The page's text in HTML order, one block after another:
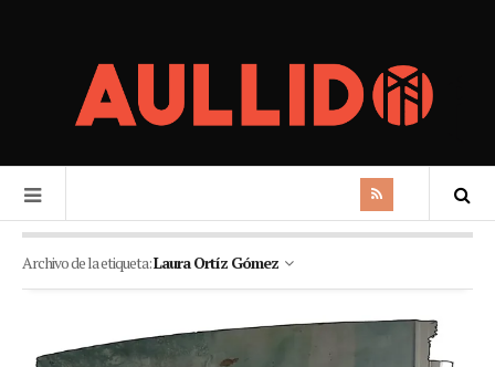
Archivo de la etiqueta:Laura Ortíz Gómez